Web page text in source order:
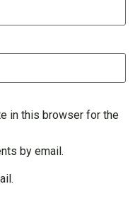
in this browser for the
by email.